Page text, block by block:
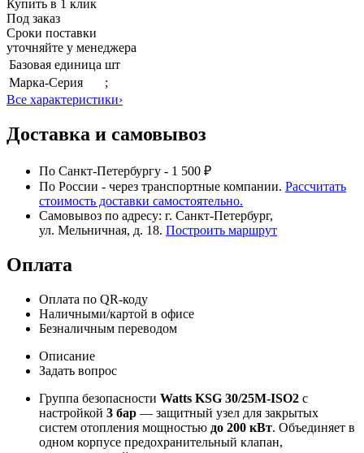
Купить в 1 клик
Под заказ
Сроки поставки
уточняйте у менеджера
Базовая единица шт
Марка-Серия
;
Все характеристики›
Доставка и самовывоз
По Санкт-Петербургу - 1 500 ₽
По России - через транспортные компании. Рассчитать
стоимость доставки самостоятельно.
Самовывоз по адресу: г. Санкт-Петербург,
ул. Мельничная, д. 18. Построить маршрут
Оплата
Оплата по QR-коду
Наличными/картой в офисе
Безналичным переводом
Описание
Задать вопрос
Группа безопасности Watts KSG 30/25M-ISO2 с
настройкой 3 бар — защитный узел для закрытых
систем отопления мощностью до 200 кВт. Объединяет в
одном корпусе предохранительный клапан,